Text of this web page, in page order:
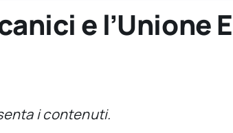
e l’Unione
i contenuti.